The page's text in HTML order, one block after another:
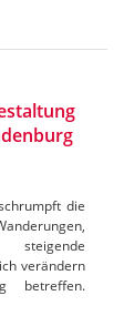
die
verändern
betreffen.